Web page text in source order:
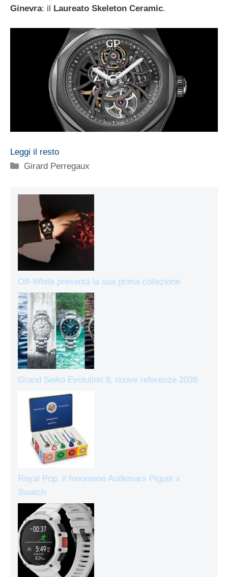
Ginevra: il Laureato Skeleton Ceramic.
Leggi il resto
Categorie
Girard Perregaux
Off-White presenta la sua prima collezione
Grand Seiko Evolution 9, nuove referenze 2026
Royal Pop, il fenomeno Audemars Piguet x
Swatch